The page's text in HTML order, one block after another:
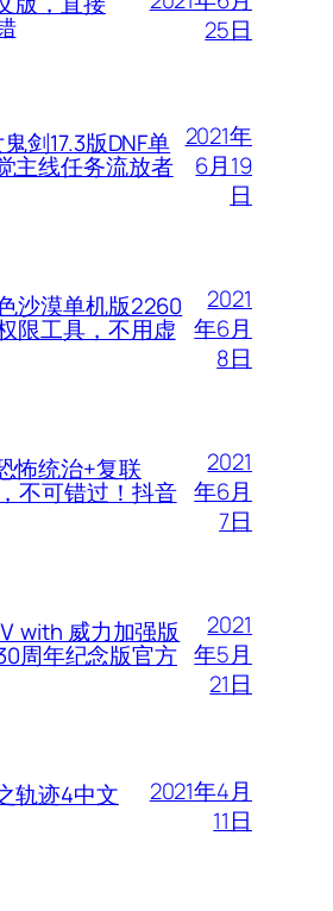
25日
剑17.3版DNF单
主线任务流放者
2021年
6月19
日
沙漠单机版2260
限工具，不用虚
2021
年6月
8日
怖统治+复联
不可错过！抖音
2021
年6月
7日
with 威力加强版
周年纪念版官方
2021
年5月
21日
轨迹4中文
2021年4月
11日